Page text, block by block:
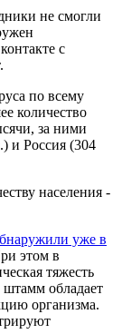
не смогли
с
по всему
количество
за ними
и Россия (304
населения -
уже в
этом в
тяжесть
обладает
организма.